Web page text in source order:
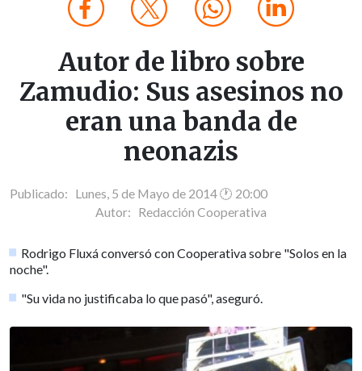
Autor de libro sobre
Zamudio: Sus asesinos no
eran una banda de
neonazis
Publicado: Lunes, 5 de Mayo de 2014 🕐 20:00
Autor: Redacción Cooperativa
Rodrigo Fluxá conversó con Cooperativa sobre "Solos en la
noche".
"Su vida no justificaba lo que pasó", aseguró.